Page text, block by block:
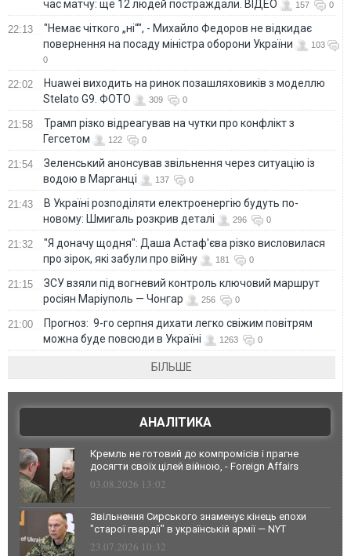
час матчу: ще 12 людей постраждали. ВІДЕО 157 0
22:13
"Немає чіткого „ні“", - Михайло Федоров не відкидає
повернення на посаду міністра оборони України
103
0
22:02
Huawei виходить на ринок позашляховиків з моделлю
Stelato G9. ФОТО
309 0
21:58
Трамп різко відреагував на чутки про конфлікт з
Гегсетом
122 0
21:54
Зеленський анонсував звільнення через ситуацію із
водою в Марганці
137 0
21:43
В Україні розподіляти електроенергію будуть по-
новому: Шмигаль розкрив деталі
296 0
21:32
"Я доначу щодня": Даша Астаф'єва різко висловилася
про зірок, які забули про війну
181 0
21:15
ЗСУ взяли під вогневий контроль ключовий маршрут
росіян Маріуполь — Чонгар
256 0
21:00
Прогноз: 9-го серпня дихати легко свіжим повітрям
можна буде повсюди в Україні
1263 0
БІЛЬШЕ
АНАЛІТИКА
Кремль не готовий до компромісів і прагне
досягти своїх цілей війною, - Foreign Affairs
03.08.2026 13:02
Звільнення Сирського знаменує кінець епохи
"старої гвардії" в українській армії — NYT
23.07.2026 10:32